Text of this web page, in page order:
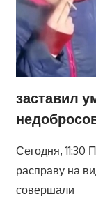
заставил
Сегодня, 11:30
расправу на
совершали